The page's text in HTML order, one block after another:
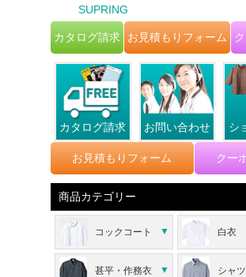
SUPRING
カタログ請求 お見積もりフォーム
カタログ請求 お問い合わせ シ
お見積もりフォーム クー
商品カテゴリー
コックコート 白衣
甚平・作務衣 シャツ